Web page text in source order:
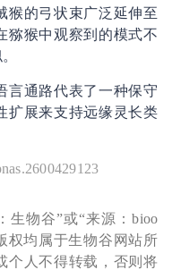
猴的弓状束广泛延伸至
猕猴中观察到的模式不
言通路代表了一种保守
扩展来支持远缘灵长类
生物谷”或“来源：bioo
权均属于生物谷网站所
个人不得转载，否则将